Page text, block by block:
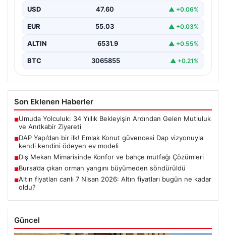
USD 47.60 ▲ +0.06%
EUR 55.03 ▲ +0.03%
ALTIN 6531.9 ▲ +0.55%
BTC 3065855 ▲ +0.21%
Son Eklenen Haberler
■Umuda Yolculuk: 34 Yıllık Bekleyişin Ardından Gelen Mutluluk
ve Anıtkabir Ziyareti
■DAP Yapı’dan bir ilk! Emlak Konut güvencesi Dap vizyonuyla
kendi kendini ödeyen ev modeli
■Dış Mekan Mimarisinde Konfor ve bahçe mutfağı Çözümleri
■Bursa’da çıkan orman yangını büyümeden söndürüldü
■Altın fiyatları canlı 7 Nisan 2026: Altın fiyatları bugün ne kadar
oldu?
Güncel